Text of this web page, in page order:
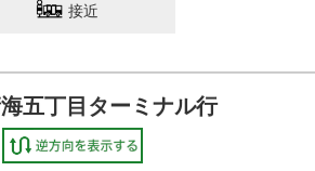
接近
五丁目ターミナル行